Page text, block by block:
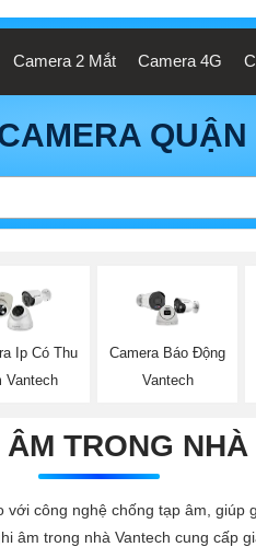
Camera 2 Mắt Camera 4G
QUẬN
Ip Có Thu
Vantech
Camera Báo Động
Vantech
TRONG NHÀ
công nghệ chống tạp âm, giúp
trong nhà Vantech cung cấp